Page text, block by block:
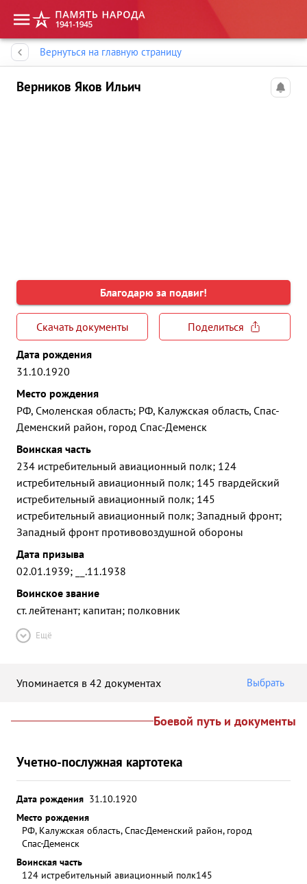
Вернуться на главную страницу
Верников Яков Ильич
Благодарю за подвиг!
Скачать документы
Поделиться
Дата рождения
31.10.1920
Место рождения
РФ, Смоленская область; РФ, Калужская область, Спас-
Деменский район, город Спас-Деменск
Воинская часть
234 истребительный авиационный полк; 124
истребительный авиационный полк; 145 гвардейский
истребительный авиационный полк; 145
истребительный авиационный полк; Западный фронт;
Западный фронт противовоздушной обороны
Дата призыва
02.01.1939; __.11.1938
Воинское звание
ст. лейтенант; капитан; полковник
Ещё
Упоминается в 42 документах Выбрать
Боевой путь и документы
Учетно-послужная картотека
Дата рождения 31.10.1920
Место рождения
РФ, Калужская область, Спас-Деменский район, город
Спас-Деменск
Воинская часть
124 истребительный авиационный полк145
Память народа